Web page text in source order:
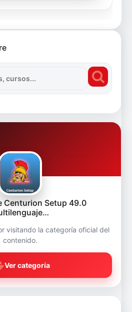
Centurion Setup 49.0
visitando la categoría oficial del
contenido.
Ver categoría